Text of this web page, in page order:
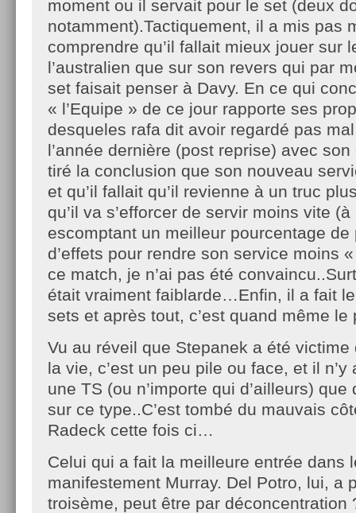
moment ou il servait pour le set (deux
notamment).Tactiquement, il a mis pas
comprendre qu’il fallait mieux jouer sur
l’australien que sur son revers qui par
set faisait penser à Davy. En ce qui
« l’Equipe » de ce jour rapporte ses
desqueles rafa dit avoir regardé pas
l’année dernière (post reprise) avec
tiré la conclusion que son nouveau
et qu’il fallait qu’il revienne à un truc
qu’il va s’efforcer de servir moins vite
escomptant un meilleur pourcentage
d’effets pour rendre son service moins
ce match, je n’ai pas été
était vraiment faiblarde…Enfin, il a fait
sets et après tout, c’est quand même
Vu au réveil que Stepanek a été victime
la vie, c’est un peu pile ou face, et il
une TS (ou n’importe qui d’ailleurs)
sur ce type..C’est tombé du mauvais
Radeck cette fois ci…
Celui qui a fait la meilleure entrée dans
manifestement Murray. Del Potro, lui, a
troisème, peut être par déconcentration